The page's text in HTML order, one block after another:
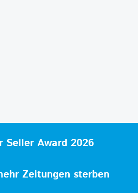
Seller Award 2026
Zeitungen sterben